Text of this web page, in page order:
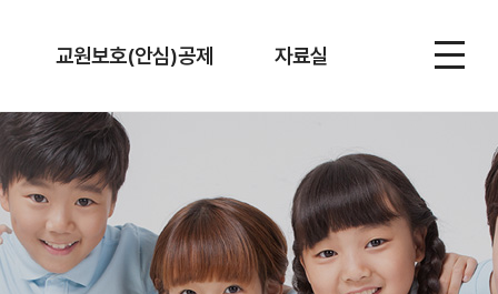
교원보호(안심)공제 자료실